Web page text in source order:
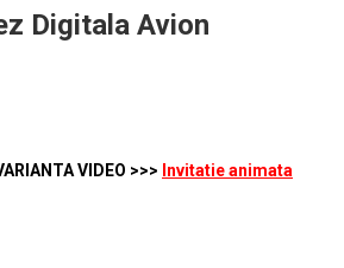
Digitala Avion
VIDEO >>> Invitatie animata